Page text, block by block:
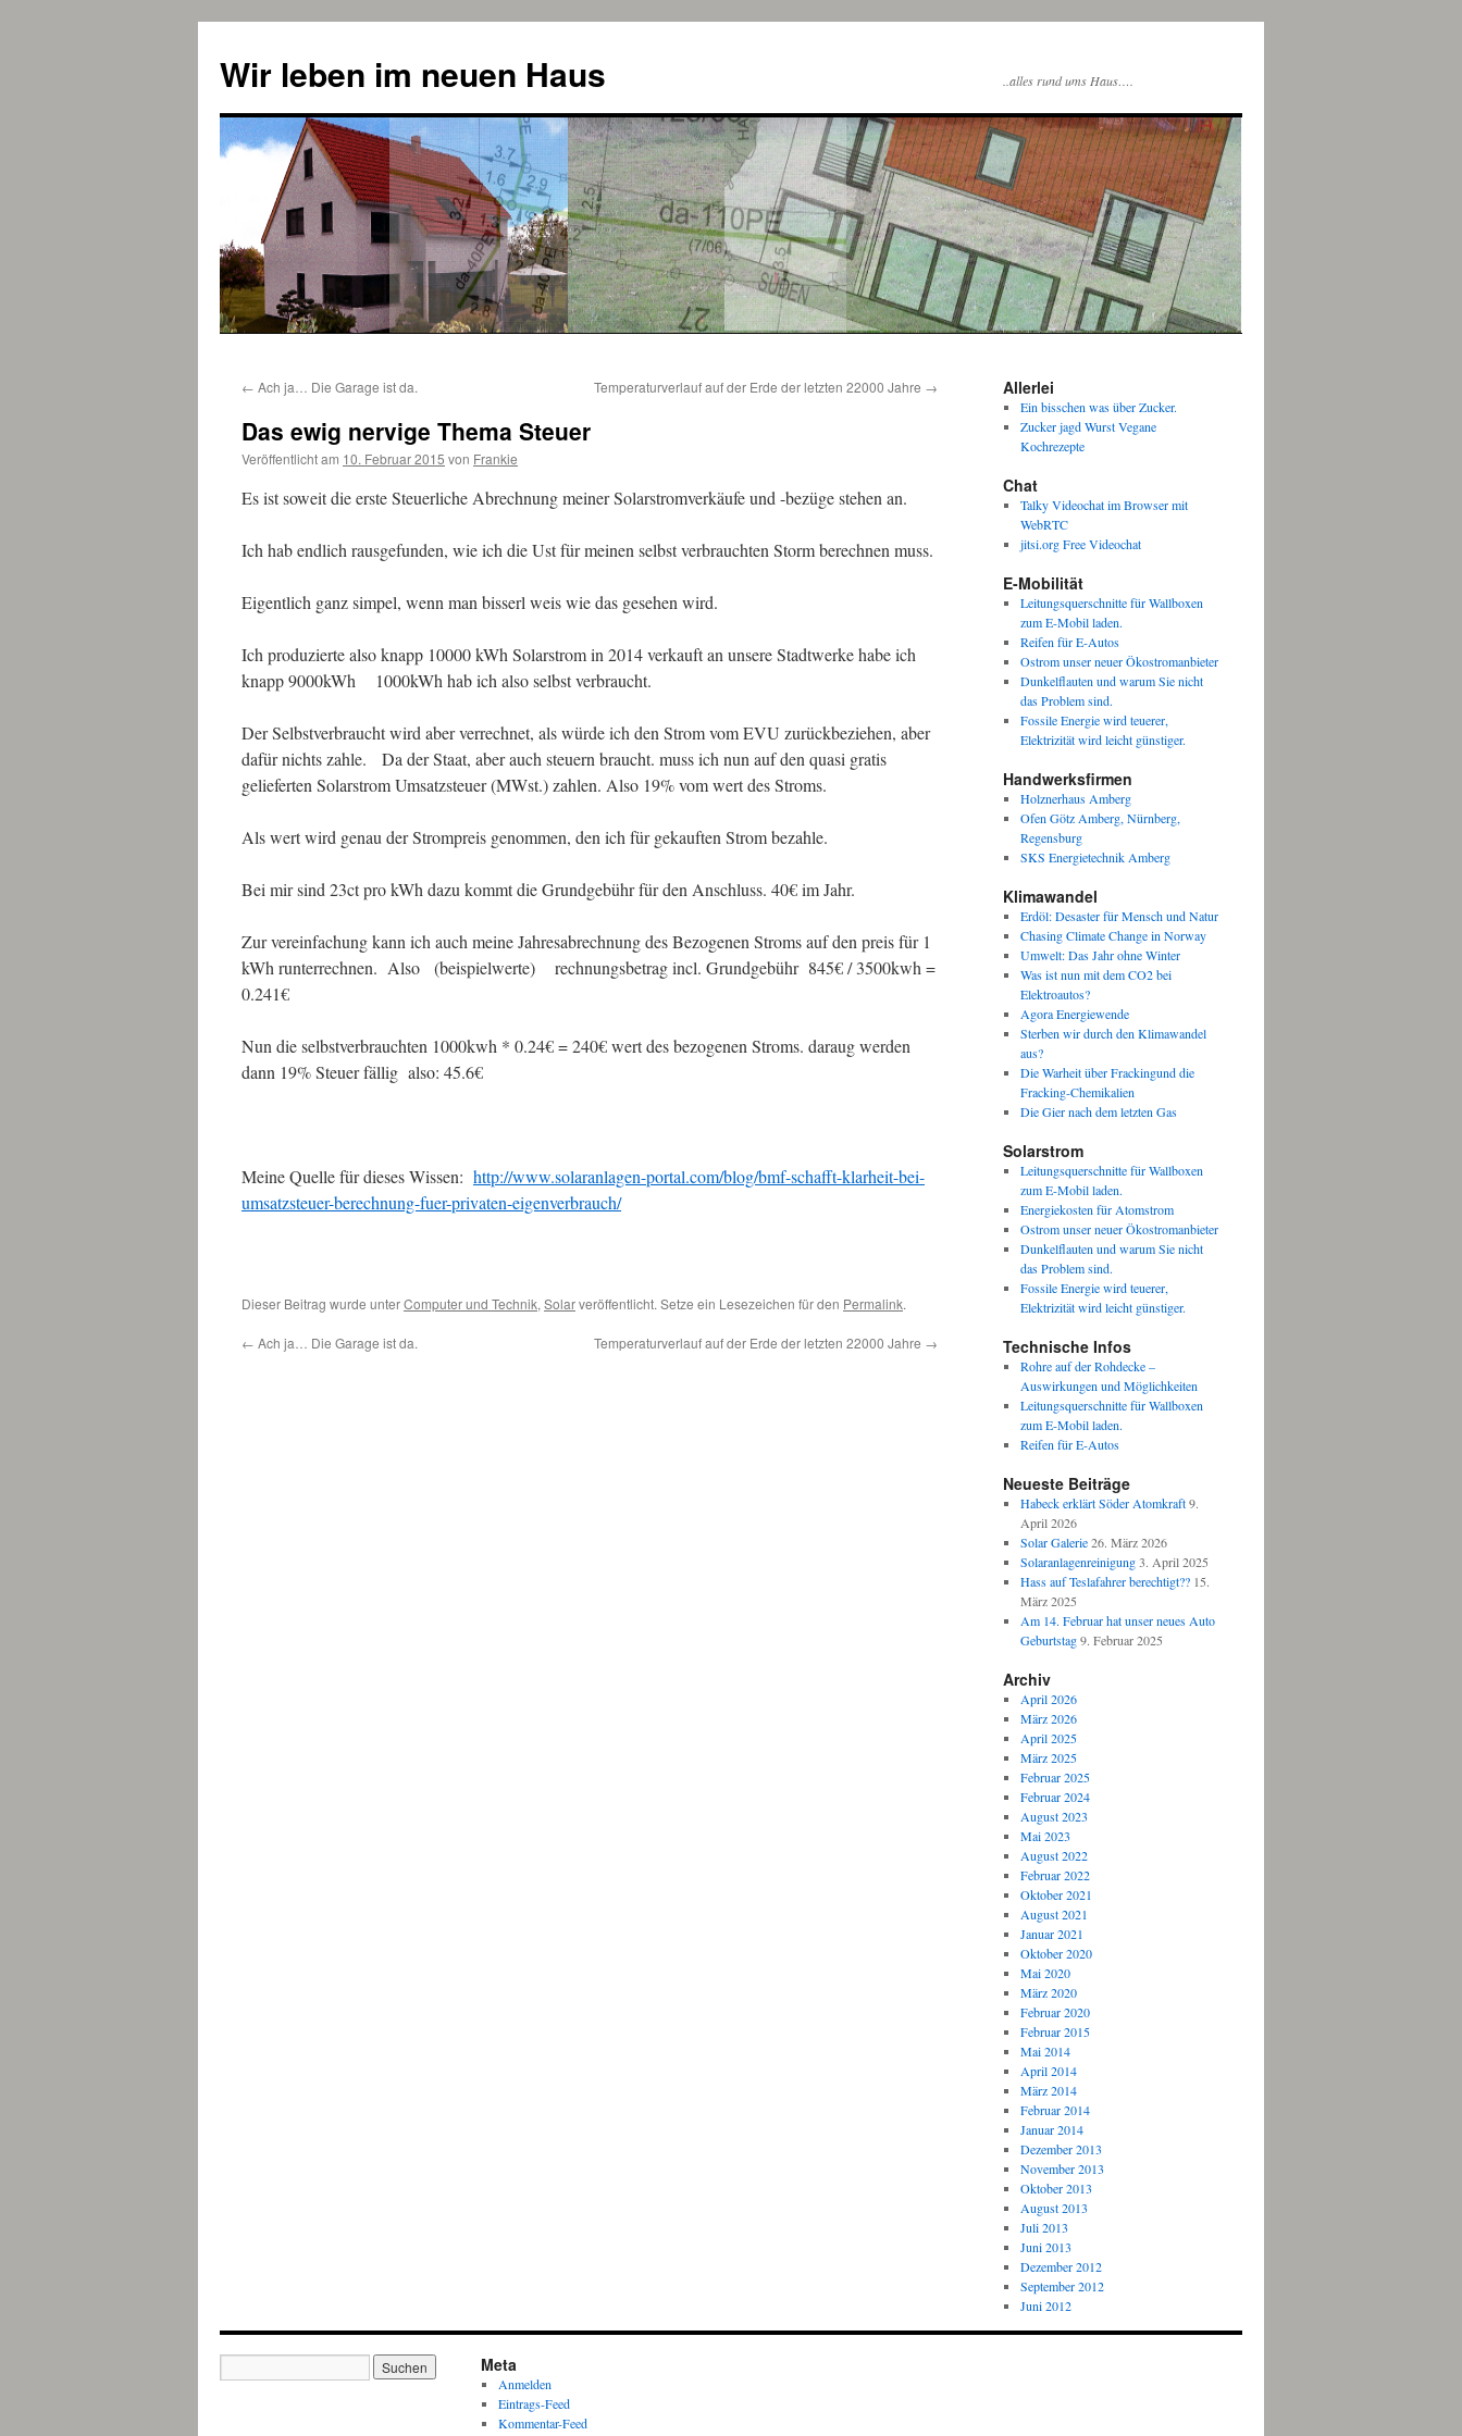
springen
Wir leben im neuen Haus ..alles rund ums Haus….
← Ach ja… Die Garage ist da. Temperaturverlauf auf der Erde der letzten 22000 Jahre →
Das ewig nervige Thema Steuer
Veröffentlicht am 10. Februar 2015 von Frankie
Es ist soweit die erste Steuerliche Abrechnung meiner Solarstromverkäufe und -bezüge stehen an.
Ich hab endlich rausgefunden, wie ich die Ust für meinen selbst verbrauchten Storm berechnen muss.
Eigentlich ganz simpel, wenn man bisserl weis wie das gesehen wird.
Ich produzierte also knapp 10000 kWh Solarstrom in 2014 verkauft an unsere Stadtwerke habe ich
knapp 9000kWh 1000kWh hab ich also selbst verbraucht.
Der Selbstverbraucht wird aber verrechnet, als würde ich den Strom vom EVU zurückbeziehen, aber
dafür nichts zahle. Da der Staat, aber auch steuern braucht. muss ich nun auf den quasi gratis
gelieferten Solarstrom Umsatzsteuer (MWst.) zahlen. Also 19% vom wert des Stroms.
Als wert wird genau der Strompreis genommen, den ich für gekauften Strom bezahle.
Bei mir sind 23ct pro kWh dazu kommt die Grundgebühr für den Anschluss. 40€ im Jahr.
Zur vereinfachung kann ich auch meine Jahresabrechnung des Bezogenen Stroms auf den preis für 1
kWh runterrechnen. Also (beispielwerte) rechnungsbetrag incl. Grundgebühr 845€ / 3500kwh =
0.241€
Nun die selbstverbrauchten 1000kwh * 0.24€ = 240€ wert des bezogenen Stroms. daraug werden
dann 19% Steuer fällig also: 45.6€
Meine Quelle für dieses Wissen: http://www.solaranlagen-portal.com/blog/bmf-schafft-klarheit-bei-
umsatzsteuer-berechnung-fuer-privaten-eigenverbrauch/
Dieser Beitrag wurde unterComputer und Technik, Solarveröffentlicht. Setze ein Lesezeichen für den Permalink.
← Ach ja… Die Garage ist da. Temperaturverlauf auf der Erde der letzten 22000 Jahre →
Allerlei
Ein bisschen was über Zucker.
Zucker jagd Wurst Vegane
Kochrezepte
Chat
Talky Videochat im Browser mit
WebRTC
jitsi.org Free Videochat
E-Mobilität
Leitungsquerschnitte für Wallboxen
zum E-Mobil laden.
Reifen für E-Autos
Ostrom unser neuer Ökostromanbieter
Dunkelflauten und warum Sie nicht
das Problem sind.
Fossile Energie wird teuerer,
Elektrizität wird leicht günstiger.
Handwerksfirmen
Holznerhaus Amberg
Ofen Götz Amberg, Nürnberg,
Regensburg
SKS Energietechnik Amberg
Klimawandel
Erdöl: Desaster für Mensch und Natur
Chasing Climate Change in Norway
Umwelt: Das Jahr ohne Winter
Was ist nun mit dem CO2 bei
Elektroautos?
Agora Energiewende
Sterben wir durch den Klimawandel
aus?
Die Warheit über Frackingund die
Fracking-Chemikalien
Die Gier nach dem letzten Gas
Solarstrom
Leitungsquerschnitte für Wallboxen
zum E-Mobil laden.
Energiekosten für Atomstrom
Ostrom unser neuer Ökostromanbieter
Dunkelflauten und warum Sie nicht
das Problem sind.
Fossile Energie wird teuerer,
Elektrizität wird leicht günstiger.
Technische Infos
Rohre auf der Rohdecke –
Auswirkungen und Möglichkeiten
Leitungsquerschnitte für Wallboxen
zum E-Mobil laden.
Reifen für E-Autos
Neueste Beiträge
Habeck erklärt Söder Atomkraft 9.
April 2026
Solar Galerie 26. März 2026
Solaranlagenreinigung 3. April 2025
Hass auf Teslafahrer berechtigt?? 15.
März 2025
Am 14. Februar hat unser neues Auto
Geburtstag 9. Februar 2025
Archiv
April 2026
März 2026
April 2025
März 2025
Februar 2025
Februar 2024
August 2023
Mai 2023
August 2022
Februar 2022
Oktober 2021
August 2021
Januar 2021
Oktober 2020
Mai 2020
März 2020
Februar 2020
Februar 2015
Mai 2014
April 2014
März 2014
Februar 2014
Januar 2014
Dezember 2013
November 2013
Oktober 2013
August 2013
Juli 2013
Juni 2013
Dezember 2012
September 2012
Juni 2012
Meta
Anmelden
Eintrags-Feed
Kommentar-Feed